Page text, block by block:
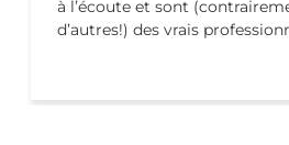
à l’écoute et sont
d’autres!) des vrais
non des « commerçants ».
maladie grave et chronique